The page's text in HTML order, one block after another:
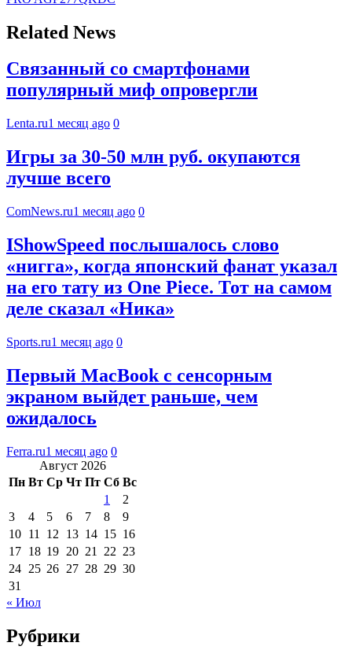
Related News
Связанный со смартфонами
популярный миф опровергли
Lenta.ru1 месяц ago 0
Игры за 30-50 млн руб. окупаются
лучше всего
ComNews.ru1 месяц ago 0
IShowSpeed послышалось слово
«нигга», когда японский фанат указал
на его тату из One Piece. Тот на самом
деле сказал «Ника»
Sports.ru1 месяц ago 0
Первый MacBook с сенсорным
экраном выйдет раньше, чем
ожидалось
Ferra.ru1 месяц ago 0
Август 2026
Пн Вт Ср Чт Пт Сб Вс
1
2
3
4 5 6 7 8
9
10 11 12 13 14 15 16
17 18 19 20 21 22 23
24 25 26 27 28 29 30
31
« Июл
Рубрики